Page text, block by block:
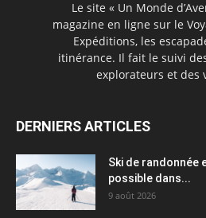
Le site « Un Monde
magazine en ligne sur le
Expéditions, les
itinérance. Il fait le suivi
explorateurs et des
DERNIERS ARTICLES
Ski de randonnée
possible dans...
9 août 2026